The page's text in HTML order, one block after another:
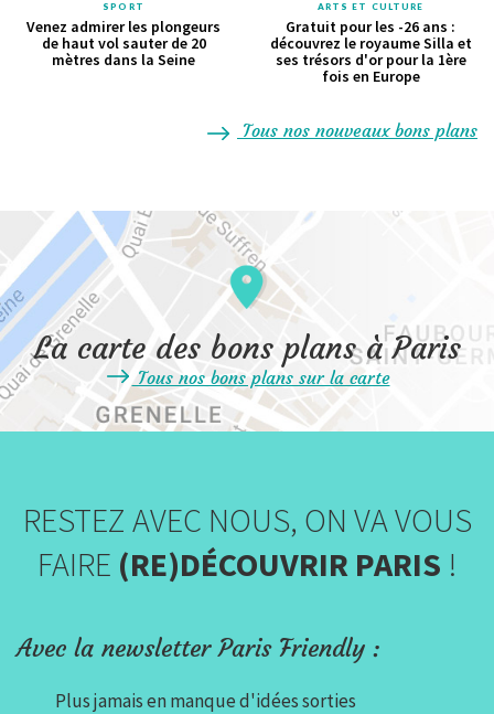
SPORT
Venez admirer les plongeurs
de haut vol sauter de 20
mètres dans la Seine
ARTS ET CULTURE
Gratuit pour les -26 ans :
découvrez le royaume Silla et
ses trésors d'or pour la 1ère
fois en Europe
Tous nos nouveaux bons plans
La carte des bons plans à Paris
Tous nos bons plans sur la carte
RESTEZ AVEC NOUS, ON VA VOUS
FAIRE (RE)DÉCOUVRIR PARIS !
Avec la newsletter Paris Friendly :
Plus jamais en manque d'idées sorties